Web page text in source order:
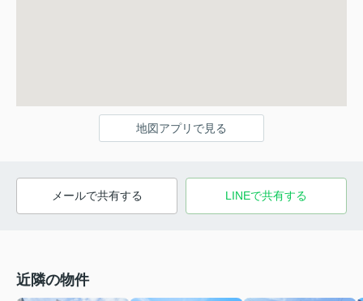
地図アプリで見る
メールで共有する LINEで共有する
近隣の物件